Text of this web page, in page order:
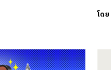
โดย